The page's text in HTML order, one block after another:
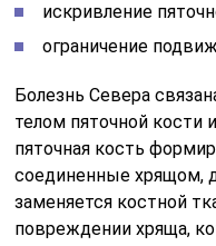
искривление
ограничение
Болезнь Севера
телом пяточной кости
пяточная кость
соединенные хрящом,
заменяется костной
повреждении хряща,